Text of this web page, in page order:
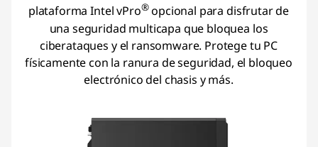
plataforma Intel vPro®opcional para disfrutar de
una seguridad multicapa que bloquea los
ciberataques y el ransomware. Protege tu PC
físicamente con la ranura de seguridad, el bloqueo
electrónico del chasis y más.